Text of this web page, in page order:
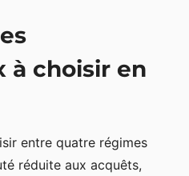
à choisir en
entre quatre régimes
réduite aux acquêts,